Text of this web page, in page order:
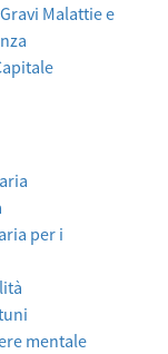
Malattie e
per i
mentale